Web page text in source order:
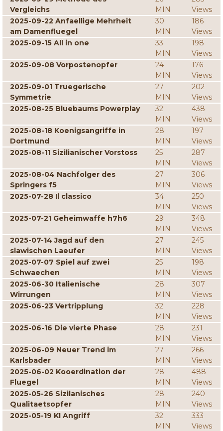
Vergleichs
MIN
Views
2025-09-22 Anfaellige Mehrheit
am Damenfluegel
30
MIN
186
Views
2025-09-15 All in one
33
MIN
198
Views
2025-09-08 Vorpostenopfer
24
MIN
176
Views
2025-09-01 Truegerische
Symmetrie
27
MIN
202
Views
2025-08-25 Bluebaums Powerplay
32
MIN
438
Views
2025-08-18 Koenigsangriffe in
Dortmund
28
MIN
197
Views
2025-08-11 Sizilianischer Vorstoss
25
MIN
287
Views
2025-08-04 Nachfolger des
Springers f5
27
MIN
306
Views
2025-07-28 Il classico
34
MIN
250
Views
2025-07-21 Geheimwaffe h7h6
29
MIN
348
Views
2025-07-14 Jagd auf den
slawischen Laeufer
27
MIN
245
Views
2025-07-07 Spiel auf zwei
Schwaechen
25
MIN
198
Views
2025-06-30 Italienische
Wirrungen
28
MIN
307
Views
2025-06-23 Vertripplung
32
MIN
228
Views
2025-06-16 Die vierte Phase
28
MIN
231
Views
2025-06-09 Neuer Trend im
Karlsbader
27
MIN
266
Views
2025-06-02 Kooerdination der
Fluegel
28
MIN
488
Views
2025-05-26 Sizilanisches
Qualitaetsopfer
28
MIN
240
Views
2025-05-19 KI Angriff
32
MIN
333
Views